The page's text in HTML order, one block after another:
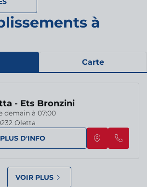
à
Carte
- Ets Bronzini
demain à 07:00
Oletta
PLUS D'INFO
VOIR PLUS